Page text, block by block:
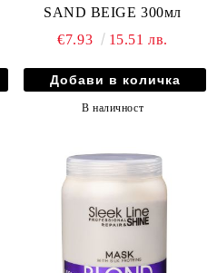
SAND BEIGE 300мл
€7.93
15.51 лв.
В наличност